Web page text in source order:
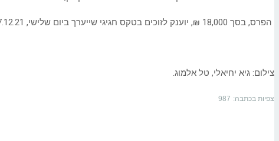
הפרס, בסך 18,000 ₪, יוענק לזוכים בטקס חגיגי שייערך ביום שלישי, 07.12.21, במעמד ראש עיריית תל-אביב-יפו, רון חולדאי.
צילום: גיא יחיאלי, טל אלמוג.
צפיות בכתבה: 987